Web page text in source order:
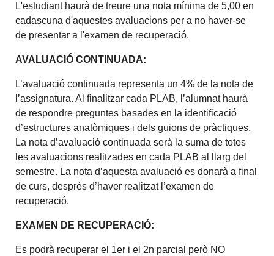
L'estudiant haurà de treure una nota mínima de 5,00 en
cadascuna d'aquestes avaluacions per a no haver-se
de presentar a l'examen de recuperació.
AVALUACIÓ CONTINUADA:
L’avaluació continuada representa un 4% de la nota de
l’assignatura. Al finalitzar cada PLAB, l’alumnat haurà
de respondre preguntes basades en la identificació
d’estructures anatòmiques i dels guions de pràctiques.
La nota d’avaluació continuada serà la suma de totes
les avaluacions realitzades en cada PLAB al llarg del
semestre. La nota d’aquesta avaluació es donarà a final
de curs, després d’haver realitzat l’examen de
recuperació.
EXAMEN DE RECUPERACIÓ:
Es podrà recuperar el 1er i el 2n parcial però NO